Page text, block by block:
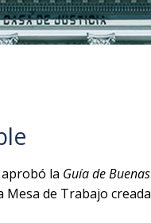
aprobó la Guía de Buenas
Mesa de Trabajo creada